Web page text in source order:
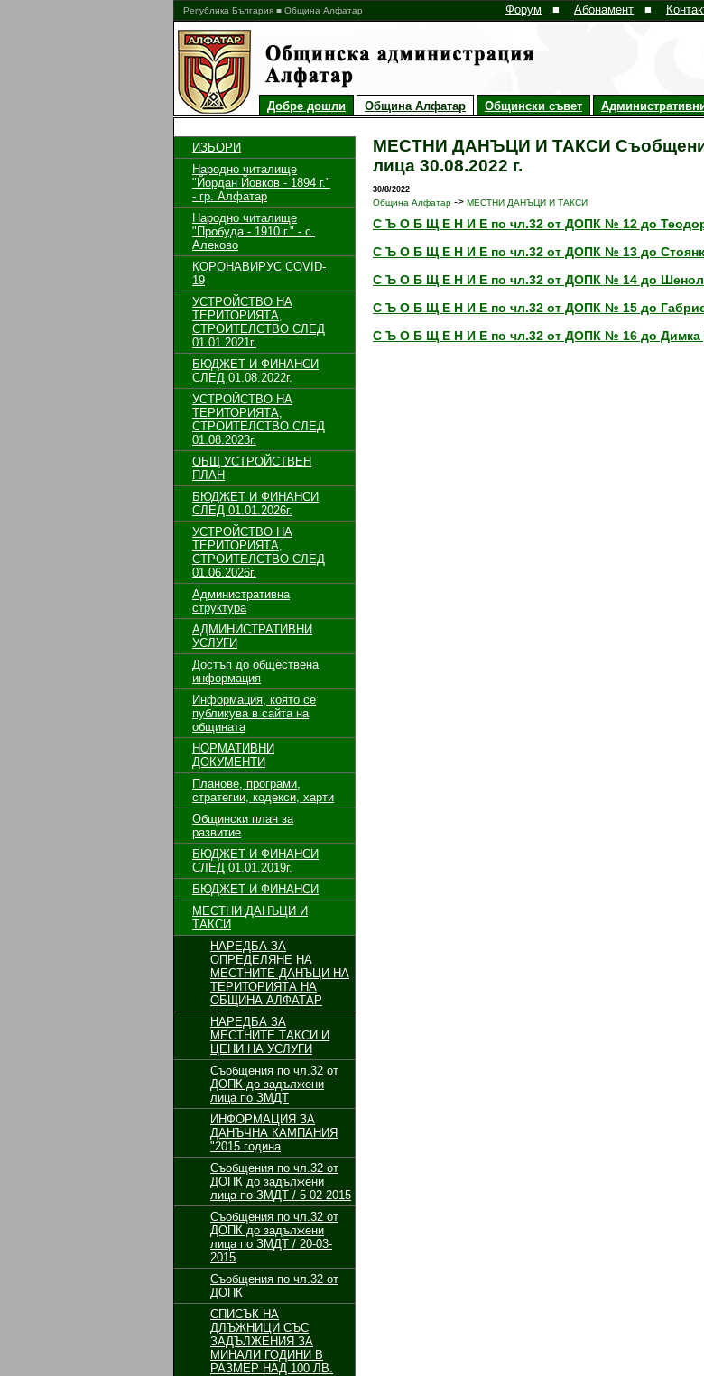
Република България ■ Община Алфатар Форум ■ Абонамент ■
Добре дошли Община Алфатар Общински съвет
ИЗБОРИ
Народно читалище
"Йордан Йовков - 1894 г."
- гр. Алфатар
Народно читалище
"Пробуда - 1910 г." - с.
Алеково
КОРОНАВИРУС COVID-
19
УСТРОЙСТВО НА
ТЕРИТОРИЯТА,
СТРОИТЕЛСТВО СЛЕД
01.01.2021г.
БЮДЖЕТ И ФИНАНСИ
СЛЕД 01.08.2022г.
УСТРОЙСТВО НА
ТЕРИТОРИЯТА,
СТРОИТЕЛСТВО СЛЕД
01.08.2023г.
ОБЩ УСТРОЙСТВЕН
ПЛАН
БЮДЖЕТ И ФИНАНСИ
СЛЕД 01.01.2026г.
УСТРОЙСТВО НА
ТЕРИТОРИЯТА,
СТРОИТЕЛСТВО СЛЕД
01.06.2026г.
Административна
структура
АДМИНИСТРАТИВНИ
УСЛУГИ
Достъп до обществена
информация
Информация, която се
публикува в сайта на
общината
НОРМАТИВНИ
ДОКУМЕНТИ
Планове, програми,
стратегии, кодекси, харти
Общински план за
развитие
БЮДЖЕТ И ФИНАНСИ
СЛЕД 01.01.2019г.
БЮДЖЕТ И ФИНАНСИ
МЕСТНИ ДАНЪЦИ И
ТАКСИ
НАРЕДБА ЗА
ОПРЕДЕЛЯНЕ НА
МЕСТНИТЕ ДАНЪЦИ НА
ТЕРИТОРИЯТА НА
ОБЩИНА АЛФАТАР
НАРЕДБА ЗА
МЕСТНИТЕ ТАКСИ И
ЦЕНИ НА УСЛУГИ
Съобщения по чл.32 от
ДОПК до задължени
лица по ЗМДТ
ИНФОРМАЦИЯ ЗА
ДАНЪЧНА КАМПАНИЯ
"2015 година
Съобщения по чл.32 от
ДОПК до задължени
лица по ЗМДТ / 5-02-2015
Съобщения по чл.32 от
ДОПК до задължени
лица по ЗМДТ / 20-03-
2015
Съобщения по чл.32 от
ДОПК
СПИСЪК НА
ДЛЪЖНИЦИ СЪС
ЗАДЪЛЖЕНИЯ ЗА
МИНАЛИ ГОДИНИ В
РАЗМЕР НАД 100 ЛВ.
МЕСТНИ ДАНЪЦИ И ТАКСИ
лица 30.08.2022 г.
30/8/2022
Община Алфатар -> МЕСТНИ ДАНЪЦИ И ТАКСИ
С Ъ О Б Щ Е Н И Е по чл.32 от ДОПК № 12 до
С Ъ О Б Щ Е Н И Е по чл.32 от ДОПК № 13 до
С Ъ О Б Щ Е Н И Е по чл.32 от ДОПК № 14 до
С Ъ О Б Щ Е Н И Е по чл.32 от ДОПК № 15 до
С Ъ О Б Щ Е Н И Е по чл.32 от ДОПК № 16 до Димка